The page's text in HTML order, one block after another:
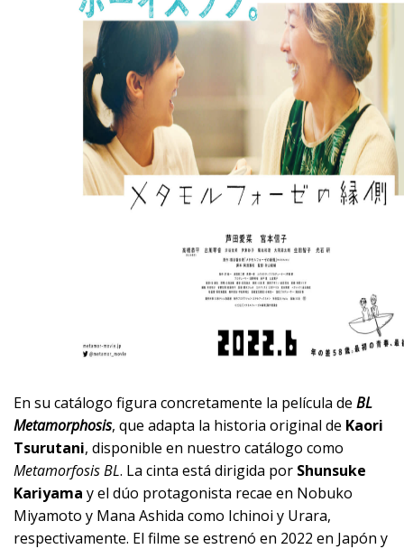
En su catálogo figura concretamente la película de BL
Metamorphosis, que adapta la historia original de Kaori
Tsurutani, disponible en nuestro catálogo como
Metamorfosis BL. La cinta está dirigida por Shunsuke
Kariyama y el dúo protagonista recae en Nobuko
Miyamoto y Mana Ashida como Ichinoi y Urara,
respectivamente. El filme se estrenó en 2022 en Japón y